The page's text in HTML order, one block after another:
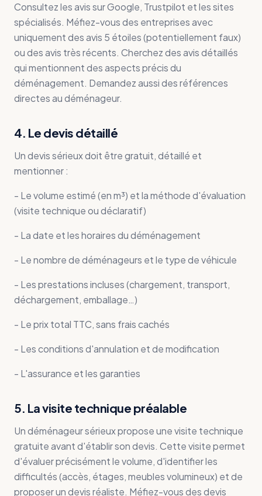
Consultez les avis sur Google, Trustpilot et les sites
spécialisés. Méfiez-vous des entreprises avec
uniquement des avis 5 étoiles (potentiellement faux)
ou des avis très récents. Cherchez des avis détaillés
qui mentionnent des aspects précis du
déménagement. Demandez aussi des références
directes au déménageur.
4. Le devis détaillé
Un devis sérieux doit être gratuit, détaillé et
mentionner :
- Le volume estimé (en m³) et la méthode d'évaluation
(visite technique ou déclaratif)
- La date et les horaires du déménagement
- Le nombre de déménageurs et le type de véhicule
- Les prestations incluses (chargement, transport,
déchargement, emballage…)
- Le prix total TTC, sans frais cachés
- Les conditions d'annulation et de modification
- L'assurance et les garanties
5. La visite technique préalable
Un déménageur sérieux propose une visite technique
gratuite avant d'établir son devis. Cette visite permet
d'évaluer précisément le volume, d'identifier les
difficultés (accès, étages, meubles volumineux) et de
proposer un devis réaliste. Méfiez-vous des devis